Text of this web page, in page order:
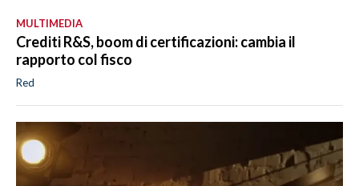
MULTIMEDIA
Crediti R&S, boom di certificazioni: cambia il
rapporto col fisco
Red